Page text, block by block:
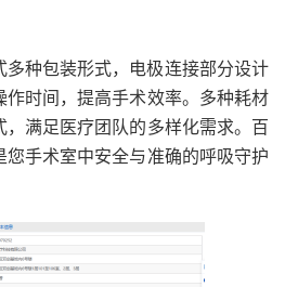
多种包装形式，电极连接部分设计
时间，提高手术效率。多种耗材
满足医疗团队的多样化需求。百
手术室中安全与准确的呼吸守护